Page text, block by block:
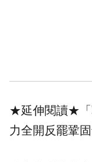
★延伸閱讀★
力全開反罷鞏